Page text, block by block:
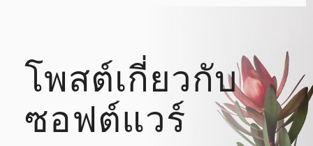
โพสต์เกี่ยวกับ
ซอฟต์แวร์